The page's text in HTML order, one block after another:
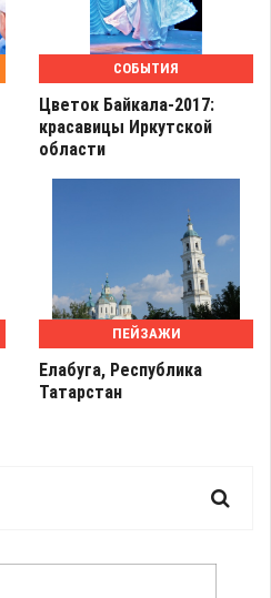
СОБЫТИЯ
Цветок Байкала-2017:
красавицы Иркутской
области
ПЕЙЗАЖИ
Елабуга, Республика
Татарстан